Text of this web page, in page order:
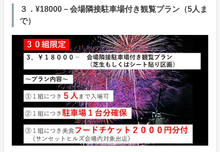
３．¥18000－会場隣接駐車場付き観覧プラン（5人ま
で）